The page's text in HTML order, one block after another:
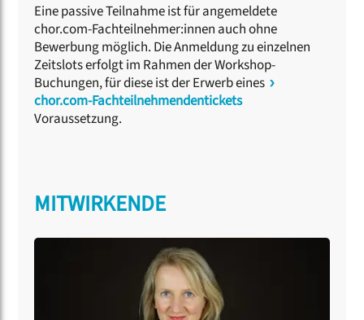
Eine passive Teilnahme ist für angemeldete
chor.com-Fachteilnehmer:innen auch ohne
Bewerbung möglich. Die Anmeldung zu einzelnen
Zeitslots erfolgt im Rahmen der Workshop-
Buchungen, für diese ist der Erwerb eines
chor.com-Fachteilnehmendentickets
Voraussetzung.
MITWIRKENDE